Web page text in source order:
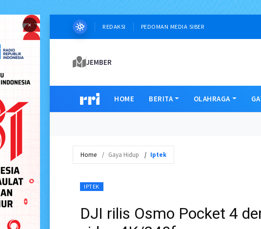
× REDAKSI PEDOMAN MEDIA SIBER
JEMBER
HOME BERITA OLAHRAGA
Home Gaya Hidup Iptek
IPTEK
DJI rilis Osmo Pocket 4